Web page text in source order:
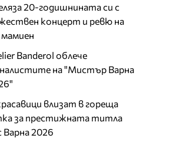
20-годишнината си с
концерт и ревю на
мамиен
Banderol облече
на "Мистър Варна
влизат в гореща
за престижната титла
Варна 2026